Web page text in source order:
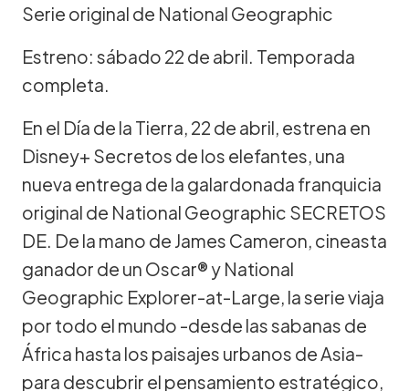
Serie original de National Geographic
Estreno: sábado 22 de abril. Temporada
completa.
En el Día de la Tierra, 22 de abril, estrena en
Disney+ Secretos de los elefantes, una
nueva entrega de la galardonada franquicia
original de National Geographic SECRETOS
DE. De la mano de James Cameron, cineasta
ganador de un Oscar® y National
Geographic Explorer-at-Large, la serie viaja
por todo el mundo -desde las sabanas de
África hasta los paisajes urbanos de Asia-
para descubrir el pensamiento estratégico,